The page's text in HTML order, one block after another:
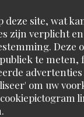
site, wat
zijn verplicht
Deze
te meten,
om uw
: 5/5 Kwaliteit / Prijs: 5